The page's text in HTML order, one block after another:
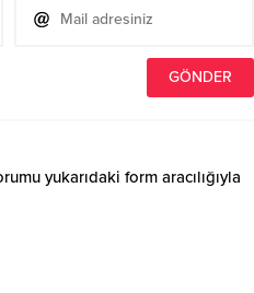
yukarıdaki form aracılığıyla